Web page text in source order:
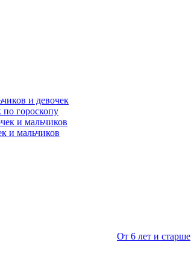
и девочек
по гороскопу
и мальчиков
и мальчиков
От 6 лет и старше